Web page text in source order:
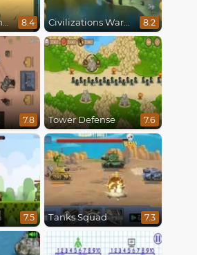
Battalion Commander 8.4 Civilizations Wars Master Edition 8.2
7.8 Tower Defense 7.6
7.5 Tanks Squad 7.3